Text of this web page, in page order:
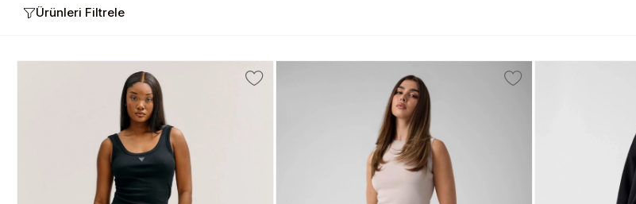
Ürünleri Filtrele